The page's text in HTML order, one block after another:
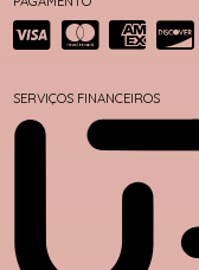
SERVIÇOS FINANCEIROS